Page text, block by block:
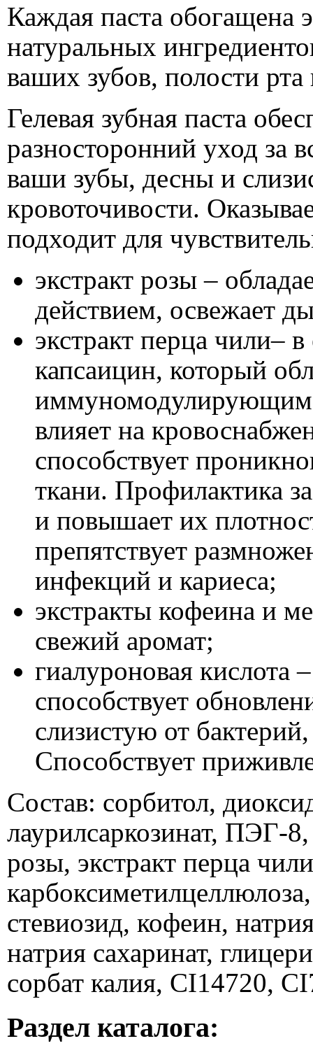
Каждая паста обогащена
натуральных
ваших зубов, полости
Гелевая зубная паста
разносторонний уход за
ваши зубы, десны и
кровоточивости.
подходит для
экстракт розы –
действием, освежает
экстракт перца чили–
капсаицин, который
иммуномодулирующим
влияет на
способствует
ткани. Профилактика
и повышает их
препятствует
инфекций и кариеса;
экстракты кофеина и
свежий аромат;
гиалуроновая кислота
способствует
слизистую от
Способствует
Состав: сорбитол,
лаурилсаркозинат, ПЭГ-8,
розы, экстракт перца
стевиозид, кофеин,
натрия сахаринат,
сорбат калия, CI14720,
Раздел каталога: